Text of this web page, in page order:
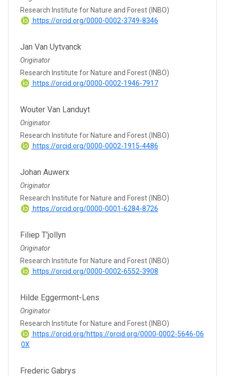
Research Institute for Nature and Forest (INBO)
https://orcid.org/0000-0002-3749-8346
Jan Van Uytvanck
Originator
Research Institute for Nature and Forest (INBO)
https://orcid.org/0000-0002-1946-7917
Wouter Van Landuyt
Originator
Research Institute for Nature and Forest (INBO)
https://orcid.org/0000-0002-1915-4486
Johan Auwerx
Originator
Research Institute for Nature and Forest (INBO)
https://orcid.org/0000-0001-6284-8726
Filiep T'jollyn
Originator
Research Institute for Nature and Forest (INBO)
https://orcid.org/0000-0002-6552-3908
Hilde Eggermont-Lens
Originator
Research Institute for Nature and Forest (INBO)
https://orcid.org/https://orcid.org/0000-0002-5646-06
0X
Frederic Gabrys